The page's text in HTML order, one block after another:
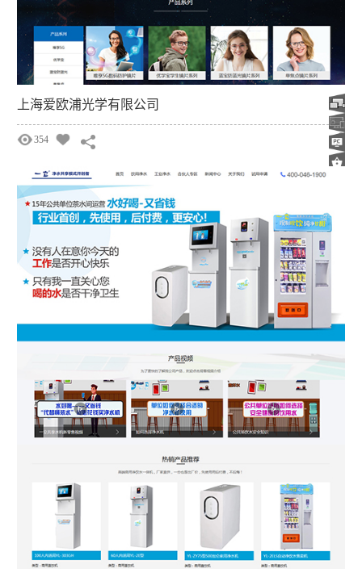
上海爱欧浦光学有限公司
354